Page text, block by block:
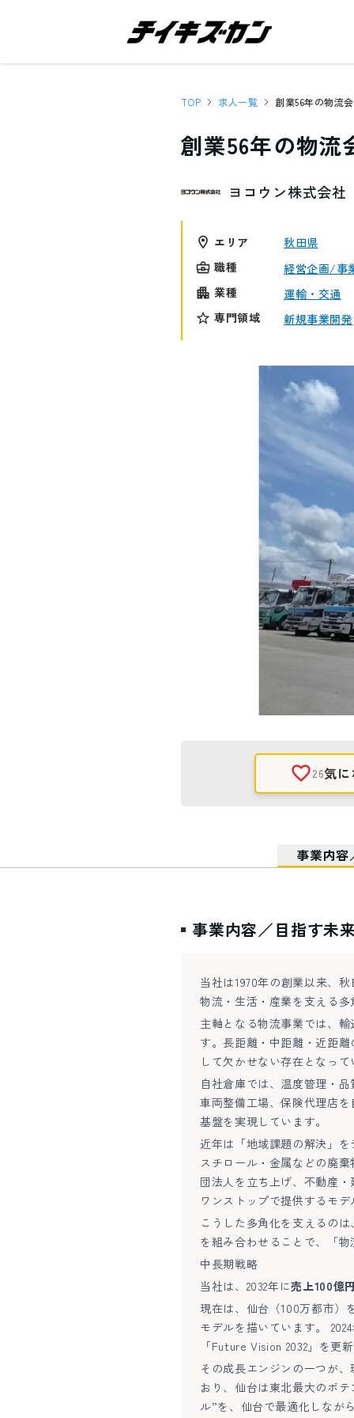
TOP 求人一覧
創業56年の物流
ヨコウン株式会社
エリア
秋田県
職種
経営企画/事
業種
運輸・交通
専門領域
新規事業開発
26気
事業内容
事業内容／目指す未
当社は1970年の創業以来、
物流・生活・産業を支える
主軸となる物流事業では、
す。長距離・中距離・近距
して欠かせない存在となっ
自社倉庫では、温度管理・
車両整備工場、保険代理店
基盤を実現しています。
近年は「地域課題の解決」
スチロール・金属などの廃
団法人を立ち上げ、不動産
ワンストップで提供するモ
こうした多角化を支えるの
を組み合わせることで、「
中長期戦略
当社は、2032年に売上100億
現在は、仙台（100万都市）
モデルを描いています。
「Future Vision 2032」を更
その成長エンジンの一つが
おり、仙台は東北最大のポ
ル”を、仙台で最適化しなが